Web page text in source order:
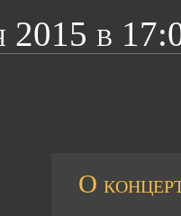
2015 в
О